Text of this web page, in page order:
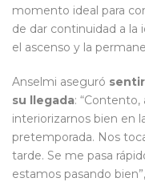
momento ideal para
de dar continuidad a
el ascenso y la
Anselmi aseguró
su llegada:
interiorizarnos bien en
pretemporada. Nos
tarde. Se me pasa
estamos pasando